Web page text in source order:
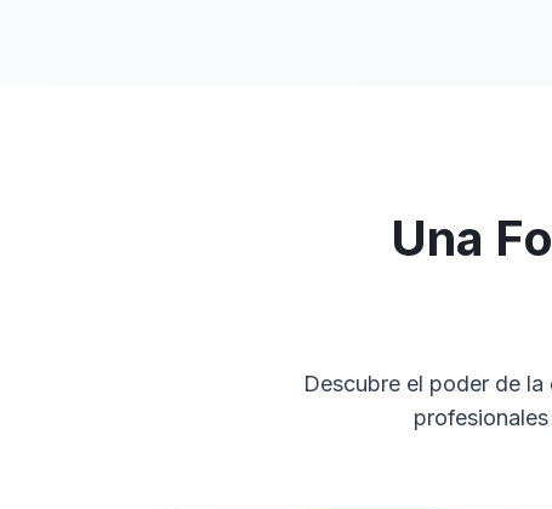
Una
Descubre el poder de